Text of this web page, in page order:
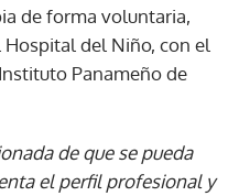
de forma voluntaria,
del Niño, con el
Panameño de
de que se pueda
el perfil profesional y